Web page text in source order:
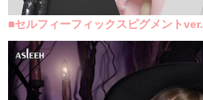
■セルフィーフィックスピグメントver.